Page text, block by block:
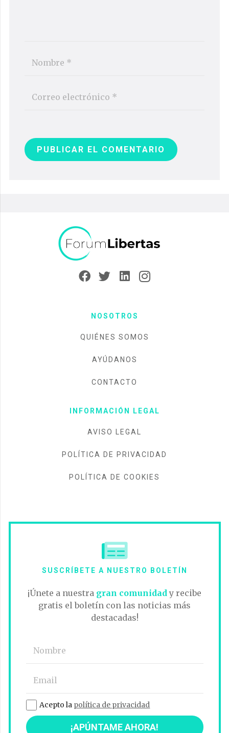
PUBLICAR EL COMENTARIO
NOSOTROS
QUIÉNES SOMOS
AYÚDANOS
CONTACTO
INFORMACIÓN LEGAL
AVISO LEGAL
POLÍTICA DE PRIVACIDAD
POLÍTICA DE COOKIES
SUSCRÍBETE A NUESTRO BOLETÍN
¡Únete a nuestra gran comunidad y recibe
gratis el boletín con las noticias más
destacadas!
Acepto la política de privacidad